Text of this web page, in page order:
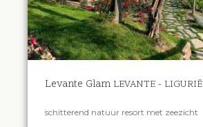
Levante Glam LEVANTE - LIGURIË
schitterend natuur resort met zeezicht